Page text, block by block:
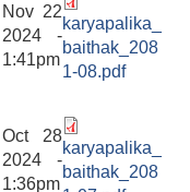
Nov 22
2024 -
1:41pm
karyapalika_
baithak_208
1-08.pdf
Oct 28
2024 -
1:36pm
karyapalika_
baithak_208